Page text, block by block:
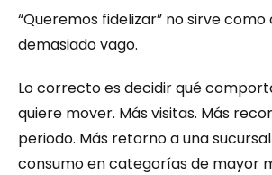
“Queremos fidelizar” no sirve como
demasiado vago.
Lo correcto es decidir qué
quiere mover. Más visitas. Más
periodo. Más retorno a una
consumo en categorías de mayor